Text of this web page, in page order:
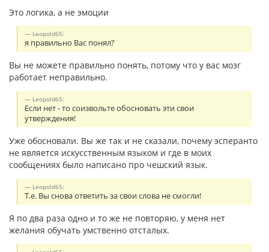
Это логика, а не эмоции
Leopold65:
я правильно Вас понял?
Вы не можете правильно понять, потому что у вас мозг
работает неправильно.
Leopold65:
Если нет - то соизвольте обосновать эти свои
утверждения!
Уже обосновали. Вы же так и не сказали, почему эсперанто
не является искусственным языком и где в моих
сообщениях было написано про чешский язык.
Leopold65:
Т.е. Вы снова ответить за свои слова не смогли!
Я по два раза одно и то же не повторяю, у меня нет
желания обучать умственно отсталых.